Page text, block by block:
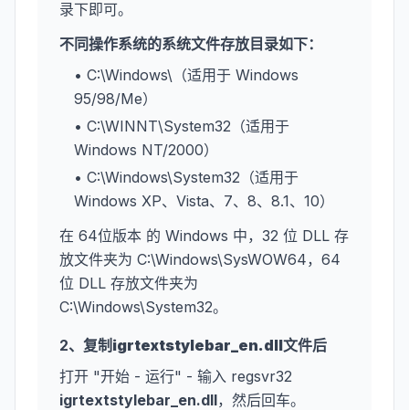
录下即可。
不同操作系统的系统文件存放目录如下：
• C:\Windows\（适用于 Windows
95/98/Me）
• C:\WINNT\System32（适用于
Windows NT/2000）
• C:\Windows\System32（适用于
Windows XP、Vista、7、8、8.1、10）
在 64位版本 的 Windows 中，32 位 DLL 存
放文件夹为 C:\Windows\SysWOW64，64
位 DLL 存放文件夹为
C:\Windows\System32。
2、复制 igrtextstylebar_en.dll文件后
打开 "开始 - 运行" - 输入 regsvr32
igrtextstylebar_en.dll，然后回车。